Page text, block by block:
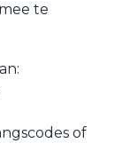
te
of